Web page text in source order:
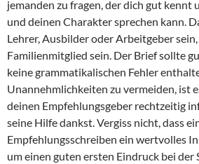
jemanden zu fragen, der dich gut kennt
und deinen Charakter sprechen kann.
Lehrer, Ausbilder oder Arbeitgeber
Familienmitglied sein. Der Brief sollte
keine grammatikalischen Fehler
Unannehmlichkeiten zu vermeiden, ist
deinen Empfehlungsgeber rechtzeitig
seine Hilfe dankst. Vergiss nicht, dass
Empfehlungsschreiben ein wertvolles
um einen guten ersten Eindruck bei